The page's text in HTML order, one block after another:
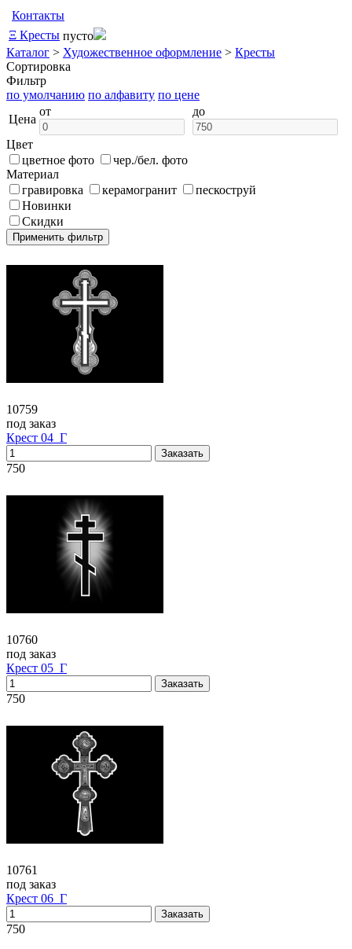
Контакты
Ξ Кресты пусто
Каталог > Художественное оформление > Кресты
Сортировка
Фильтр
по умолчанию по алфавиту по цене
Цена
от до
Цвет
цветное фото
чер./бел. фото
Материал
гравировка
керамогранит
пескоструй
Новинки
Скидки
10759
под заказ
Крест 04_Г
750
10760
под заказ
Крест 05_Г
750
10761
под заказ
Крест 06_Г
750